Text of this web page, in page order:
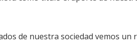
de nuestra sociedad vemos un